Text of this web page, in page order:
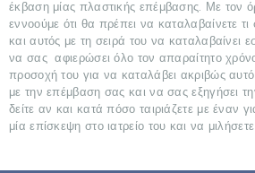
έκβαση μίας πλαστικής επέμβασης. Με τον
εννοούμε ότι θα πρέπει να καταλαβαίνετε τι
και αυτός με τη σειρά του να καταλαβαίνει
να σας αφιερώσει όλο τον απαραίτητο
προσοχή του για να καταλάβει ακριβώς
με την επέμβαση σας και να σας εξηγήσει
δείτε αν και κατά πόσο ταιριάζετε με έναν
μία επίσκεψη στο ιατρείο του και να μιλήσετε